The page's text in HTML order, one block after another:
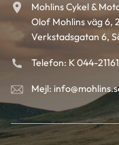
Mohlins Cykel &
Olof Mohlins väg 6,
Verkstadsgatan 6,
Telefon: K 044-
Mejl: